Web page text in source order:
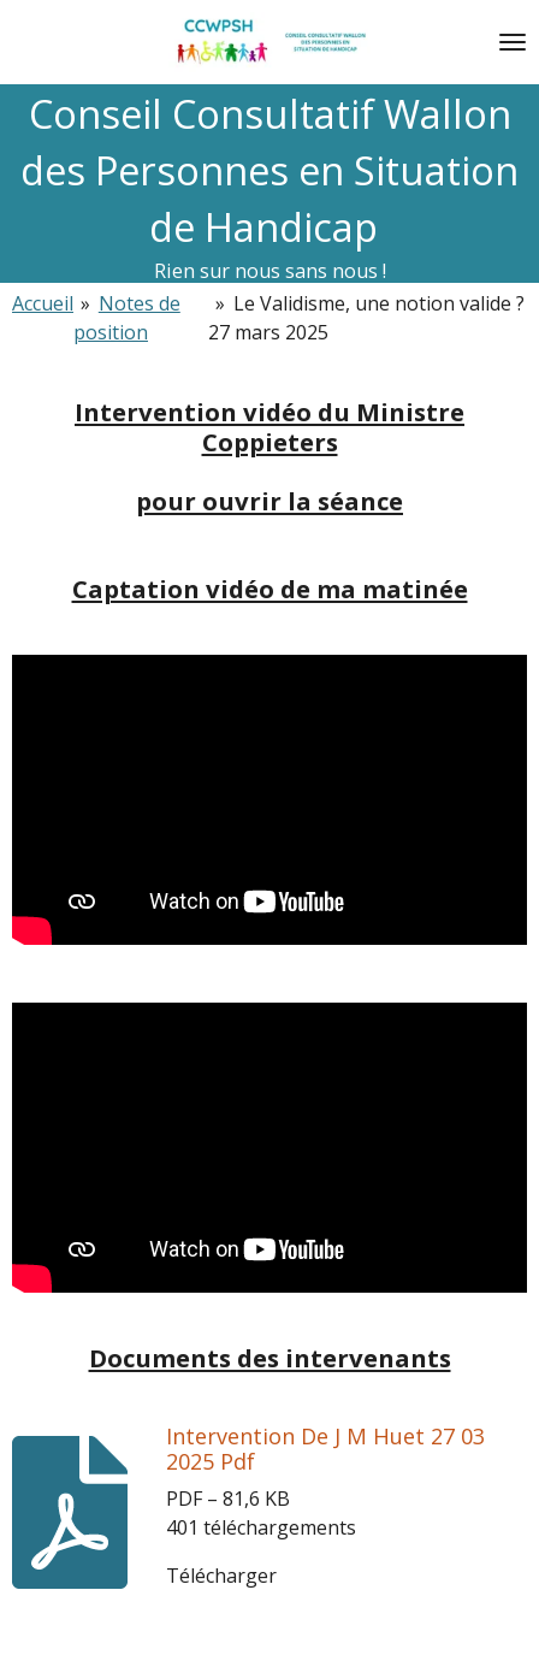
contenu
principal
Conseil Consultatif Wallon
des Personnes en Situation
de Handicap
Rien sur nous sans nous !
Accueil » Notes de
position
» Le Validisme, une notion valide ?
27 mars 2025
Intervention vidéo du Ministre
Coppieters
pour ouvrir la séance
Captation vidéo de ma matinée
Documents des intervenants
Intervention De J M Huet 27 03
2025 Pdf
PDF – 81,6 KB
401 téléchargements
Télécharger